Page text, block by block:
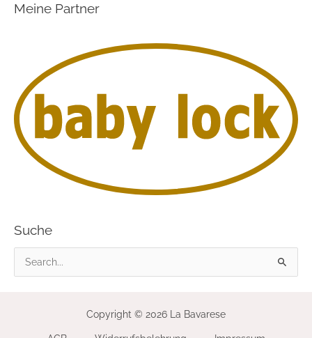
Meine Partner
Suche
Copyright © 2026 La Bavarese